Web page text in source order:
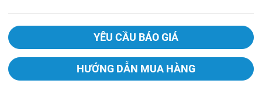
YÊU CẦU BÁO GIÁ
HƯỚNG DẪN MUA HÀNG